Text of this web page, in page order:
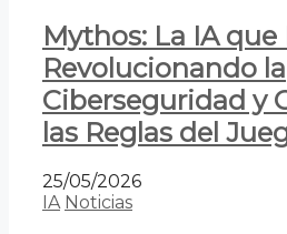
Mythos: La IA que
Revolucionando la
Ciberseguridad y
las Reglas del
25/05/2026
IA Noticias